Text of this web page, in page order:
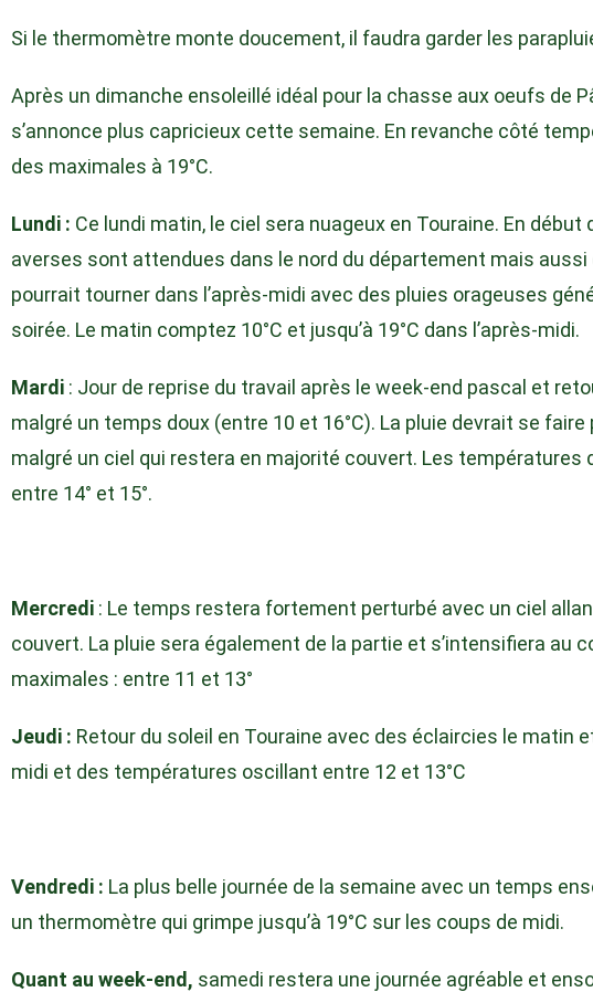
Si le thermomètre monte doucement, il faudra garder les
Après un dimanche ensoleillé idéal pour la chasse aux oeufs de
s’annonce plus capricieux cette semaine. En revanche côté
des maximales à 19°C.
Lundi : Ce lundi matin, le ciel sera nuageux en Touraine. En début
averses sont attendues dans le nord du département mais aussi
pourrait tourner dans l’après-midi avec des pluies orageuses
soirée. Le matin comptez 10°C et jusqu’à 19°C dans l’après-midi.
Mardi : Jour de reprise du travail après le week-end pascal et
malgré un temps doux (entre 10 et 16°C). La pluie devrait se faire
malgré un ciel qui restera en majorité couvert. Les températures
entre 14° et 15°.
Mercredi : Le temps restera fortement perturbé avec un ciel
couvert. La pluie sera également de la partie et s’intensifiera au
maximales : entre 11 et 13°
Jeudi : Retour du soleil en Touraine avec des éclaircies le matin
midi et des températures oscillant entre 12 et 13°C
Vendredi : La plus belle journée de la semaine avec un temps
un thermomètre qui grimpe jusqu’à 19°C sur les coups de midi.
Quant au week-end, samedi restera une journée agréable et